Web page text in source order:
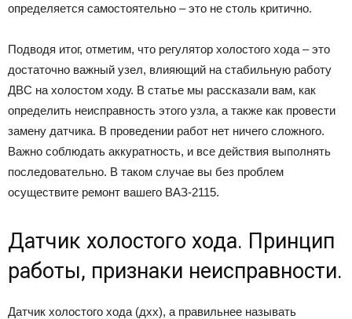
определяется самостоятельно – это не столь критично.
Подводя итог, отметим, что регулятор холостого хода – это
достаточно важный узел, влияющий на стабильную работу
ДВС на холостом ходу. В статье мы рассказали вам, как
определить неисправность этого узла, а также как провести
замену датчика. В проведении работ нет ничего сложного.
Важно соблюдать аккуратность, и все действия выполнять
последовательно. В таком случае вы без проблем
осуществите ремонт вашего ВАЗ-2115.
Датчик холостого хода. Принцип
работы, признаки неисправности.
Датчик холостого хода (дхх), а правильнее называть